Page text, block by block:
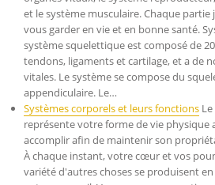
et le système musculaire. Chaque
vous garder en vie et en bonne santé.
système squelettique est composé de
tendons, ligaments et cartilage, et a de
vitales. Le système se compose du
appendiculaire. Le…
Systèmes corporels et leurs fonctions
représente votre forme de vie physique
accomplir afin de maintenir son
À chaque instant, votre cœur et vos
variété d'autres choses se produisent